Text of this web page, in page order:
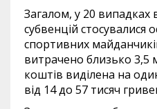
Загалом, у 20 випадках
субвенцій стосувалися
спортивних
витрачено близько 3,5
коштів виділена на
від 14 до 57 тисяч